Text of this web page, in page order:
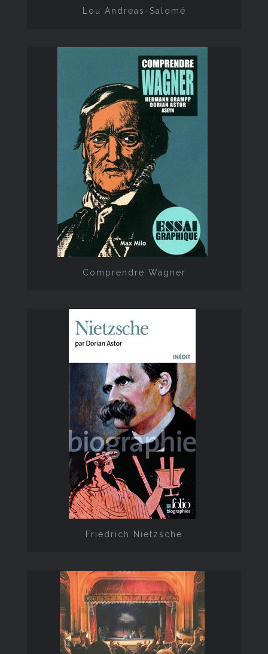
Lou Andreas-Salomé
Comprendre Wagner
Comprendre Wagner
Friedrich Nietzsche
Friedrich Nietzsche